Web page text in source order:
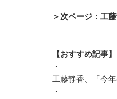
＞次ページ：工
【おすすめ記事】
・
工藤静香、「今
・